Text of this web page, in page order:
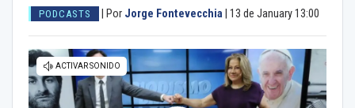
PODCASTS Por Jorge Fontevecchia 13 de January 13:00